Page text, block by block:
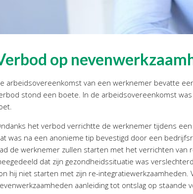
op
arbeidsovereenkomst van een werknemer bevatte
stond een boete. In de arbeidsovereenkomst
het verbod verrichtte de werknemer tijdens
was na een anonieme tip bevestigd door een
de werknemer zullen starten met het verrichten van
dat zijn gezondheidssituatie was
hij niet starten met zijn re-
aanleiding tot ontslag op staande